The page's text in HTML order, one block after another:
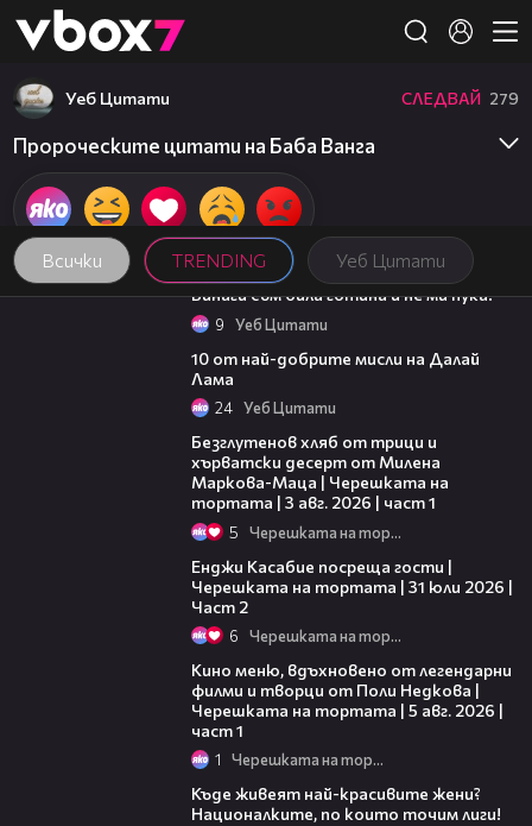
👾
Всички TRENDING Уеб Цитати
Уеб Цитати СЛЕДВАЙ 279
Пророческите цитати на Баба Ванга
01:48
Винаги съм била готина и не ми пука!
9 Уеб Цитати
10 от най-добрите мисли на Далай
Лама
24 Уеб Цитати
Безглутенов хляб от трици и
хърватски десерт от Милена
Маркова-Маца | Черешката на
тортата | 3 авг. 2026 | част 1
5 Черешката на тортата
Енджи Касабие посреща гости |
Черешката на тортата | 31 юли 2026 |
Част 2
6 Черешката на тортата
Кино меню, вдъхновено от легендарни
филми и творци от Поли Недкова |
Черешката на тортата | 5 авг. 2026 |
част 1
1 Черешката на тортата
Къде живеят най-красивите жени?
Националките, по които точим лиги!